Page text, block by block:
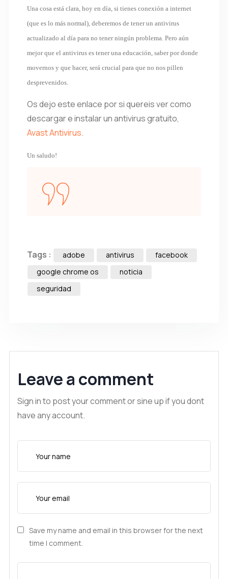
Una cosa está clara, hoy en día, si tienes conexión a internet
(que es lo más normal), deberemos de tener un antivirus
actualizado al día para no tener ningún problema. Pero aún
mejor que el antivirus es tener una educación, saber por donde
movernos y que hacer, será crucial para que no nos pillen
desprevenidos.
Os dejo este enlace por si quereis ver como
descargar e instalar un antivirus gratuito,
Avast Antivirus.
Un saludo!
Tags : adobe antivirus
facebook
google chrome os
noticia
seguridad
Leave a comment
Sign in to post your comment or sine up if you dont
have any account.
Save my name and email in this browser for the next
time I comment.